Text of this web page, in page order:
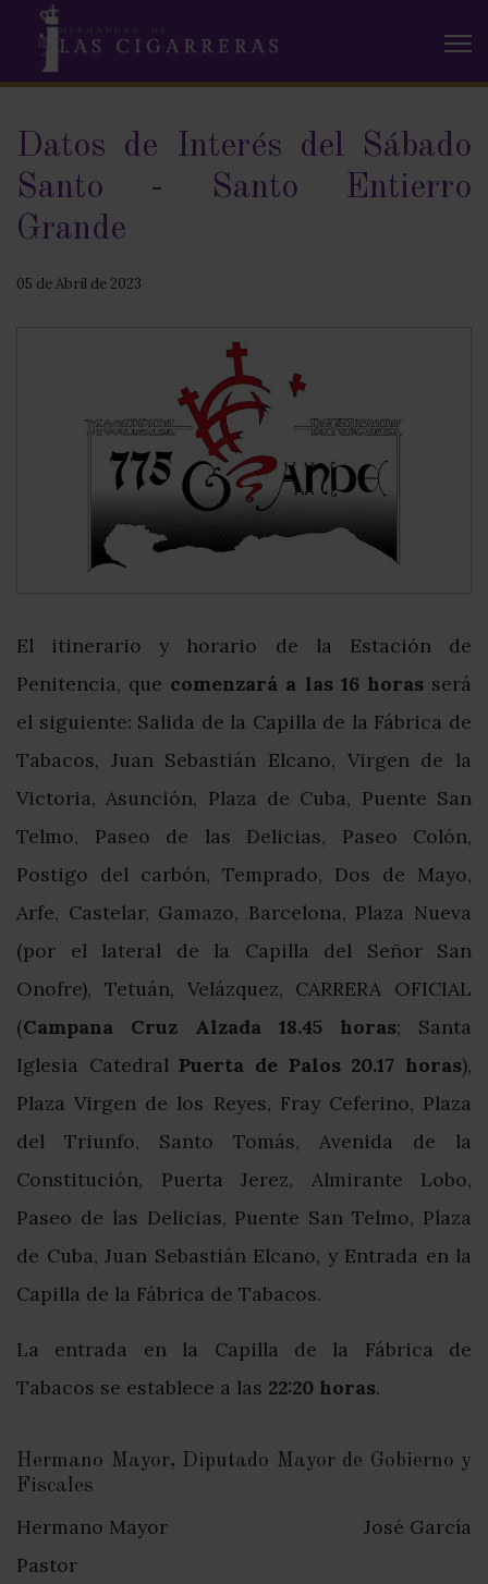
Datos de Interés del Sábado
Santo - Santo Entierro
Grande
05 de Abril de 2023
El itinerario y horario de la Estación de
Penitencia, que comenzará a las 16 horasserá
el siguiente: Salida de la Capilla de la Fábrica de
Tabacos, Juan Sebastián Elcano, Virgen de la
Victoria, Asunción, Plaza de Cuba, Puente San
Telmo, Paseo de las Delicias, Paseo Colón,
Postigo del carbón, Temprado, Dos de Mayo,
Arfe, Castelar, Gamazo, Barcelona, Plaza Nueva
(por el lateral de la Capilla del Señor San
Onofre), Tetuán, Velázquez, CARRERA OFICIAL
(Campana Cruz Alzada 18.45 horas; Santa
Iglesia CatedralPuerta de Palos 20.17 horas),
Plaza Virgen de los Reyes, Fray Ceferino, Plaza
del Triunfo, Santo Tomás, Avenida de la
Constitución, Puerta Jerez, Almirante Lobo,
Paseo de las Delicias, Puente San Telmo, Plaza
de Cuba, Juan Sebastián Elcano, y Entrada en la
Capilla de la Fábrica de Tabacos.
La entrada en la Capilla de la Fábrica de
Tabacos se establece a las 22:20 horas.
Hermano Mayor, Diputado Mayor de Gobierno y
Fiscales
Hermano Mayor José García
Pastor